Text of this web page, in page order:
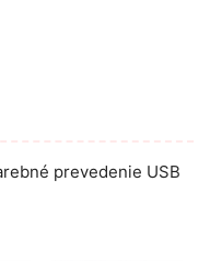
prevedenie USB